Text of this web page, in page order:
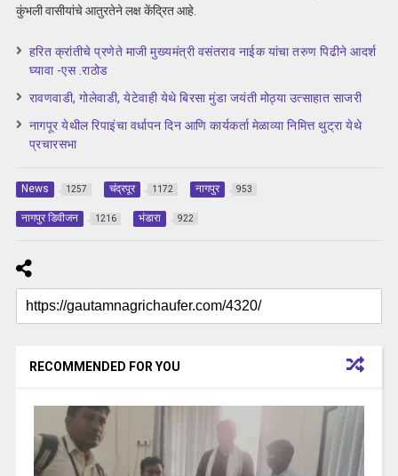
कुंभली वासीयांचे आतुरतेने लक्ष केंद्रित आहे.
हरित क्रांतीचे प्रणेते माजी मुख्यमंत्री वसंतराव नाईक यांचा तरुण पिढीने आदर्श
घ्यावा -एस .राठोड
रावणवाडी, गोलेवाडी, येटेवाही येथे बिरसा मुंडा जयंती मोठ्या उत्साहात साजरी
नागपूर येथील रिपाइंचा वर्धापन दिन आणि कार्यकर्ता मेळाव्या निमित्त थुट्रा येथे
प्रचारसभा
News 1257 चंद्रपूर 1172 नागपुर 953
नागपुर डिवीजन 1216 भंडारा 922
RECOMMENDED FOR YOU